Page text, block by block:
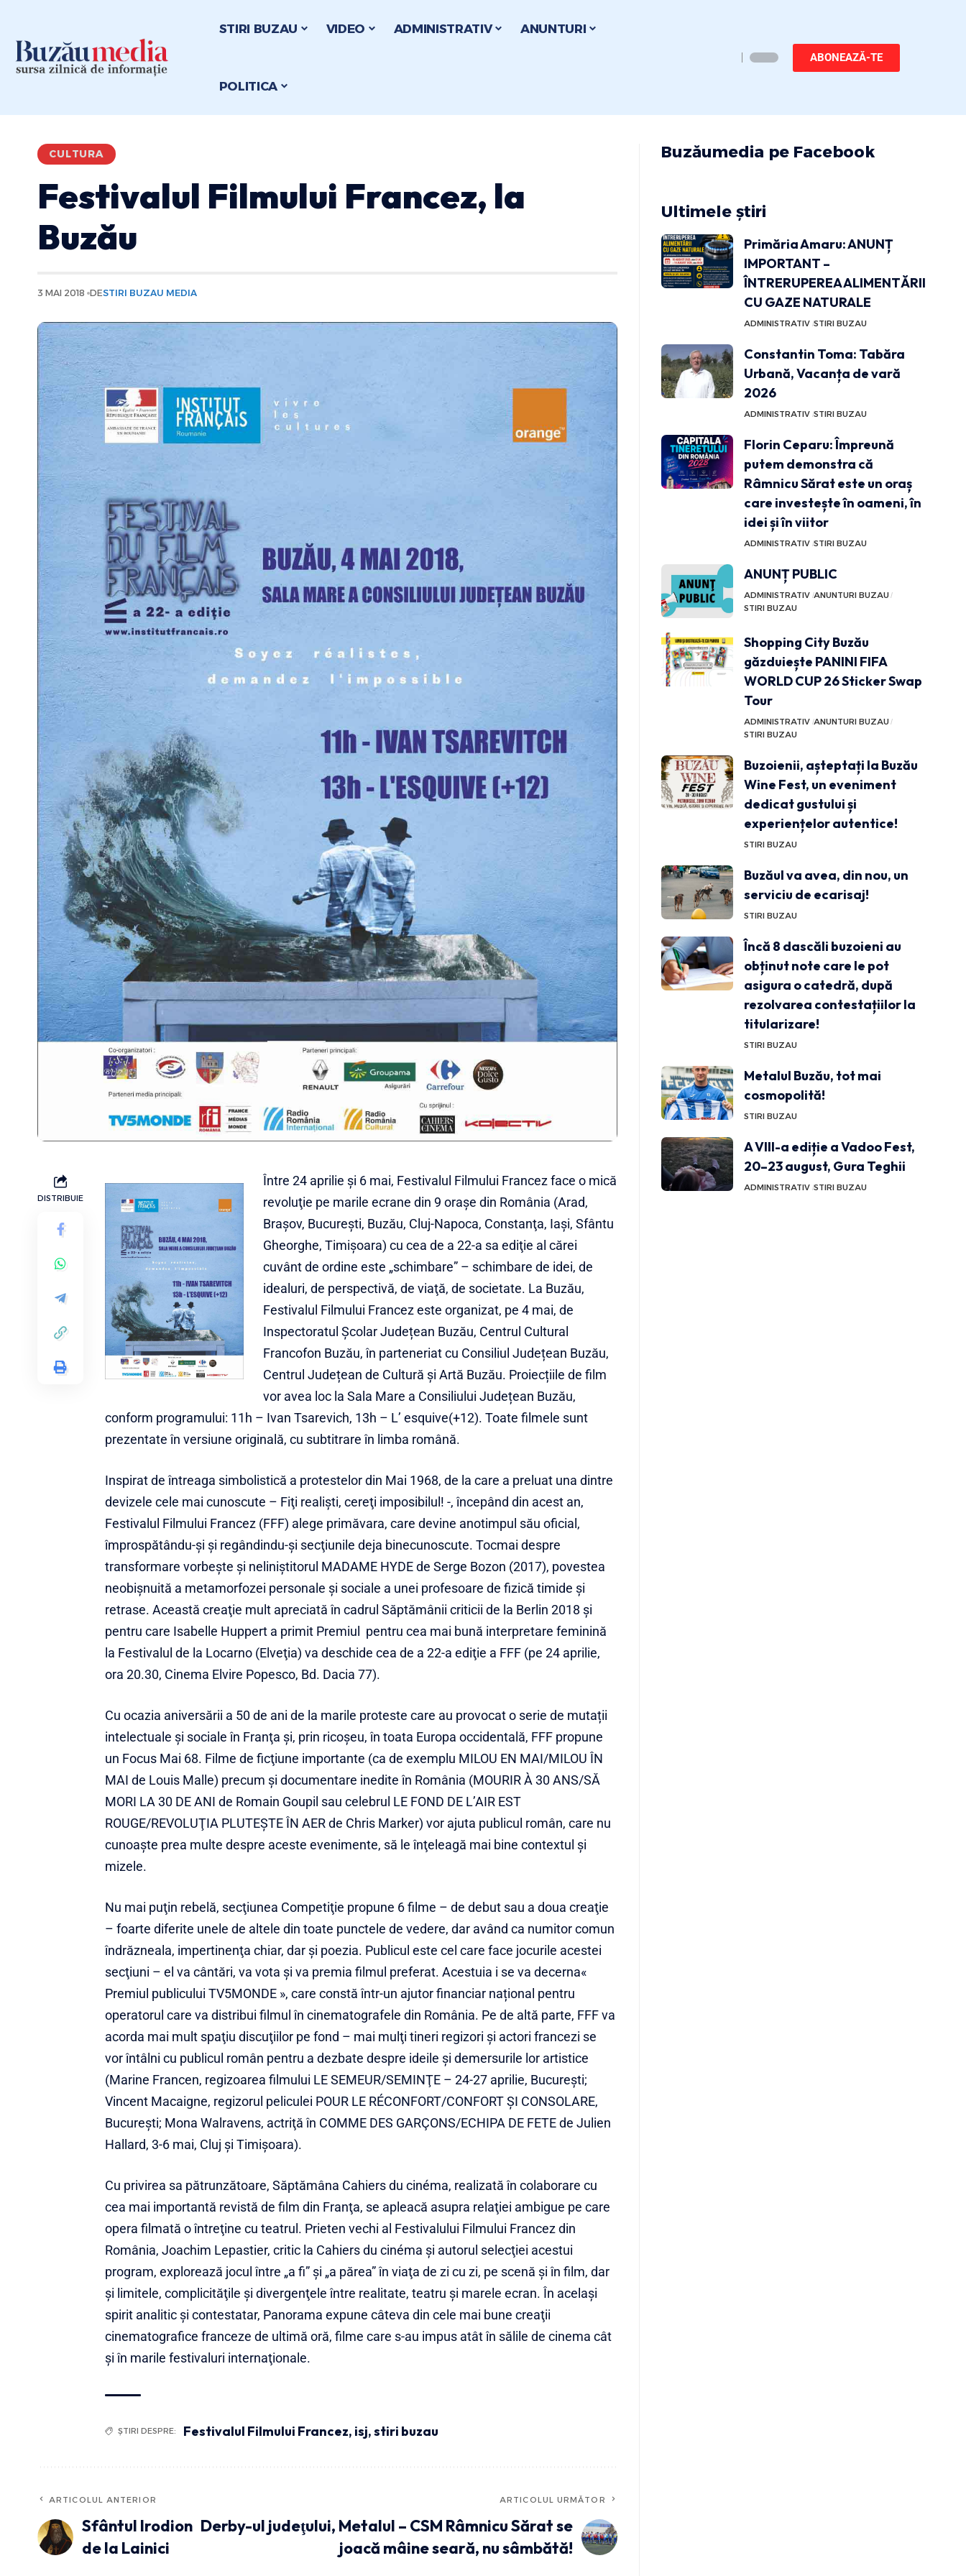
STIRI BUZAU VIDEO ADMINISTRATIV ANUNTURI
POLITICA
ABONEAZĂ-TE
CULTURA
Festivalul Filmului Francez, la
Buzău
3 MAI 2018 DESTIRI BUZAU MEDIA
DISTRIBUIE
Între 24 aprilie şi 6 mai, Festivalul Filmului Francez face o mică
revoluţie pe marile ecrane din 9 oraşe din România (Arad,
Braşov, Bucureşti, Buzău, Cluj-Napoca, Constanţa, Iaşi, Sfântu
Gheorghe, Timişoara) cu cea de a 22-a sa ediţie al cărei
cuvânt de ordine este „schimbare” – schimbare de idei, de
idealuri, de perspectivă, de viaţă, de societate. La Buzău,
Festivalul Filmului Francez este organizat, pe 4 mai, de
Inspectoratul Școlar Județean Buzău, Centrul Cultural
Francofon Buzău, în parteneriat cu Consiliul Județean Buzău,
Centrul Județean de Cultură și Artă Buzău. Proiecțiile de film
vor avea loc la Sala Mare a Consiliului Județean Buzău,
conform programului: 11h – Ivan Tsarevich, 13h – L’ esquive(+12). Toate filmele sunt
prezentate în versiune originală, cu subtitrare în limba română.
Inspirat de întreaga simbolistică a protestelor din Mai 1968, de la care a preluat una dintre
devizele cele mai cunoscute – Fiţi realişti, cereţi imposibilul! -, începând din acest an,
Festivalul Filmului Francez (FFF) alege primăvara, care devine anotimpul său oficial,
împrospătându-şi şi regândindu-şi secţiunile deja binecunoscute. Tocmai despre
transformare vorbeşte şi neliniştitorul MADAME HYDE de Serge Bozon (2017), povestea
neobişnuită a metamorfozei personale şi sociale a unei profesoare de fizică timide şi
retrase. Această creaţie mult apreciată în cadrul Săptămânii criticii de la Berlin 2018 şi
pentru care Isabelle Huppert a primit Premiul pentru cea mai bună interpretare feminină
la Festivalul de la Locarno (Elveţia) va deschide cea de a 22-a ediţie a FFF (pe 24 aprilie,
ora 20.30, Cinema Elvire Popesco, Bd. Dacia 77).
Cu ocazia aniversării a 50 de ani de la marile proteste care au provocat o serie de mutații
intelectuale şi sociale în Franţa şi, prin ricoşeu, în toata Europa occidentală, FFF propune
un Focus Mai 68. Filme de ficţiune importante (ca de exemplu MILOU EN MAI/MILOU ÎN
MAI de Louis Malle) precum şi documentare inedite în România (MOURIR À 30 ANS/SĂ
MORI LA 30 DE ANI de Romain Goupil sau celebrul LE FOND DE L’AIR EST
ROUGE/REVOLUŢIA PLUTEŞTE ÎN AER de Chris Marker) vor ajuta publicul român, care nu
cunoaşte prea multe despre aceste evenimente, să le înţeleagă mai bine contextul şi
mizele.
Nu mai puţin rebelă, secţiunea Competiţie propune 6 filme – de debut sau a doua creaţie
– foarte diferite unele de altele din toate punctele de vedere, dar având ca numitor comun
îndrăzneala, impertinenţa chiar, dar şi poezia. Publicul este cel care face jocurile acestei
secţiuni – el va cântări, va vota şi va premia filmul preferat. Acestuia i se va decerna«
Premiul publicului TV5MONDE », care constă într-un ajutor financiar național pentru
operatorul care va distribui filmul în cinematografele din România. Pe de altă parte, FFF va
acorda mai mult spaţiu discuţiilor pe fond – mai mulţi tineri regizori şi actori francezi se
vor întâlni cu publicul român pentru a dezbate despre ideile şi demersurile lor artistice
(Marine Francen, regizoarea filmului LE SEMEUR/SEMINŢE – 24-27 aprilie, Bucureşti;
Vincent Macaigne, regizorul peliculei POUR LE RÉCONFORT/CONFORT ŞI CONSOLARE,
Bucureşti; Mona Walravens, actriţă în COMME DES GARÇONS/ECHIPA DE FETE de Julien
Hallard, 3-6 mai, Cluj şi Timişoara).
Cu privirea sa pătrunzătoare, Săptămâna Cahiers du cinéma, realizată în colaborare cu
cea mai importantă revistă de film din Franţa, se apleacă asupra relaţiei ambigue pe care
opera filmată o întreţine cu teatrul. Prieten vechi al Festivalului Filmului Francez din
România, Joachim Lepastier, critic la Cahiers du cinéma şi autorul selecţiei acestui
program, explorează jocul între „a fi” şi „a părea” în viaţa de zi cu zi, pe scenă şi în film, dar
şi limitele, complicităţile şi divergenţele între realitate, teatru şi marele ecran. În acelaşi
spirit analitic şi contestatar, Panorama expune câteva din cele mai bune creaţii
cinematografice franceze de ultimă oră, filme care s-au impus atât în sălile de cinema cât
şi în marile festivaluri internaţionale.
ȘTIRI DESPRE: Festivalul Filmului Francez, isj,stiri buzau
ARTICOLUL ANTERIOR
Sfântul Irodion
de la Lainici
ARTICOLUL URMĂTOR
Derby-ul judeţului, Metalul – CSM Râmnicu Sărat se
joacă mâine seară, nu sâmbătă!
Buzăumedia pe Facebook
Ultimele știri
Primăria Amaru: ANUNȚ
IMPORTANT –
ÎNTRERUPEREA ALIMENTĂRII
CU GAZE NATURALE
ADMINISTRATIV STIRI BUZAU
Constantin Toma: Tabăra
Urbană, Vacanța de vară
2026
ADMINISTRATIV STIRI BUZAU
Florin Ceparu: Împreună
putem demonstra că
Râmnicu Sărat este un oraș
care investește în oameni, în
idei și în viitor
ADMINISTRATIV STIRI BUZAU
ANUNȚ PUBLIC
ADMINISTRATIV ANUNTURI BUZAU
STIRI BUZAU
Shopping City Buzău
găzduiește PANINI FIFA
WORLD CUP 26 Sticker Swap
Tour
ADMINISTRATIV ANUNTURI BUZAU
STIRI BUZAU
Buzoienii, așteptați la Buzău
Wine Fest, un eveniment
dedicat gustului și
experiențelor autentice!
STIRI BUZAU
Buzăul va avea, din nou, un
serviciu de ecarisaj!
STIRI BUZAU
Încă 8 dascăli buzoieni au
obținut note care le pot
asigura o catedră, după
rezolvarea contestațiilor la
titularizare!
STIRI BUZAU
Metalul Buzău, tot mai
cosmopolită!
STIRI BUZAU
A VIII-a ediție a Vadoo Fest,
20–23 august, Gura Teghii
ADMINISTRATIV STIRI BUZAU